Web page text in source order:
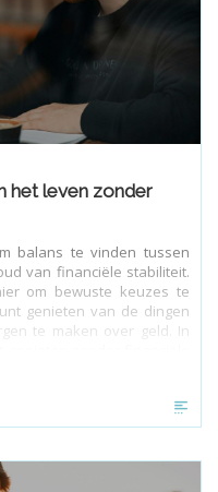
het leven zonder
balans te vinden tussen
van financiële stabiliteit.
om bewuste keuzes te
genieten van de dingen
te maken over geld. In